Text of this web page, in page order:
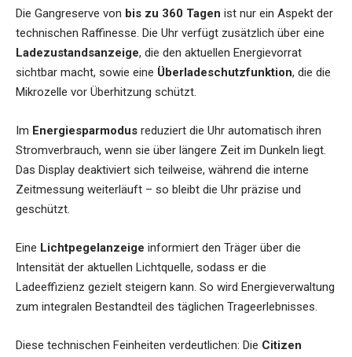
Die Gangreserve von bis zu 360 Tagen ist nur ein Aspekt der
technischen Raffinesse. Die Uhr verfügt zusätzlich über eine
Ladezustandsanzeige, die den aktuellen Energievorrat
sichtbar macht, sowie eine Überladeschutzfunktion, die die
Mikrozelle vor Überhitzung schützt.
Im Energiesparmodus reduziert die Uhr automatisch ihren
Stromverbrauch, wenn sie über längere Zeit im Dunkeln liegt.
Das Display deaktiviert sich teilweise, während die interne
Zeitmessung weiterläuft – so bleibt die Uhr präzise und
geschützt.
Eine Lichtpegelanzeige informiert den Träger über die
Intensität der aktuellen Lichtquelle, sodass er die
Ladeeffizienz gezielt steigern kann. So wird Energieverwaltung
zum integralen Bestandteil des täglichen Trageerlebnisses.
Diese technischen Feinheiten verdeutlichen: Die Citizen